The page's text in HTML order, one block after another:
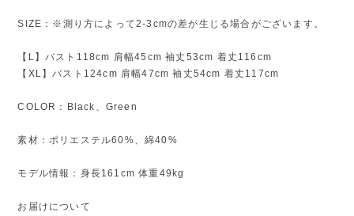
SIZE：※測り方によって2-3cmの差が生じる場合がございます。
【L】バスト118cm 肩幅45cm 袖丈53cm 着丈116cm
【XL】バスト124cm 肩幅47cm 袖丈54cm 着丈117cm
COLOR：Black、Green
素材：ポリエステル60%、綿40%
モデル情報：身長161cm 体重49kg
お届けについて